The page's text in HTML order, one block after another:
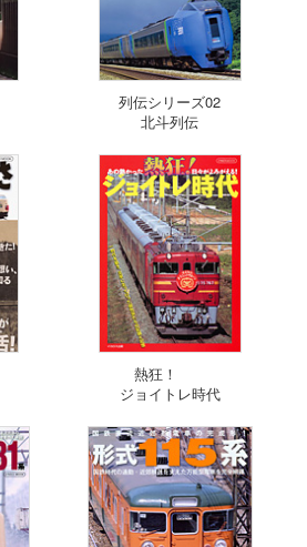
列伝シリーズ02
北斗列伝
熱狂！
ジョイトレ時代